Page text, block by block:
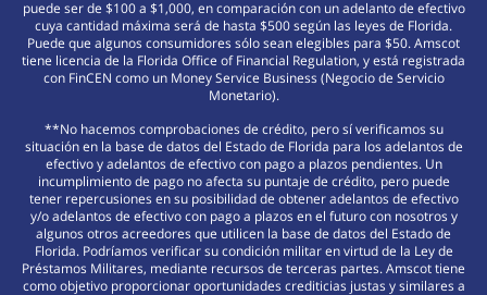
puede ser de $100 a $1,000, en comparación con un adelanto de efectivo
cuya cantidad máxima será de hasta $500 según las leyes de Florida.
Puede que algunos consumidores sólo sean elegibles para $50. Amscot
tiene licencia de la Florida Office of Financial Regulation, y está registrada
con FinCEN como un Money Service Business (Negocio de Servicio
Monetario).
**No hacemos comprobaciones de crédito, pero sí verificamos su
situación en la base de datos del Estado de Florida para los adelantos de
efectivo y adelantos de efectivo con pago a plazos pendientes. Un
incumplimiento de pago no afecta su puntaje de crédito, pero puede
tener repercusiones en su posibilidad de obtener adelantos de efectivo
y/o adelantos de efectivo con pago a plazos en el futuro con nosotros y
algunos otros acreedores que utilicen la base de datos del Estado de
Florida. Podríamos verificar su condición militar en virtud de la Ley de
Préstamos Militares, mediante recursos de terceras partes. Amscot tiene
como objetivo proporcionar oportunidades crediticias justas y similares a